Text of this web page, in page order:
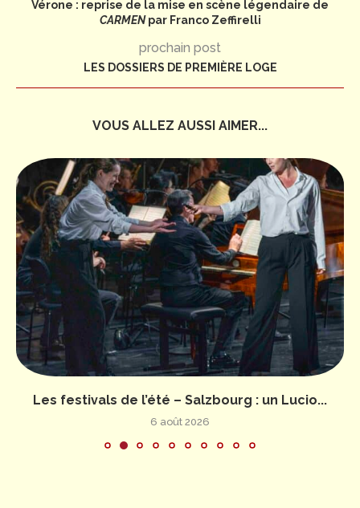
Vérone : reprise de la mise en scène légendaire de
CARMENpar Franco Zeffirelli
prochain post
LES DOSSIERS DE PREMIÈRE LOGE
VOUS ALLEZ AUSSI AIMER...
Les festivals de l’été – Salzbourg : un Lucio...
6 août 2026